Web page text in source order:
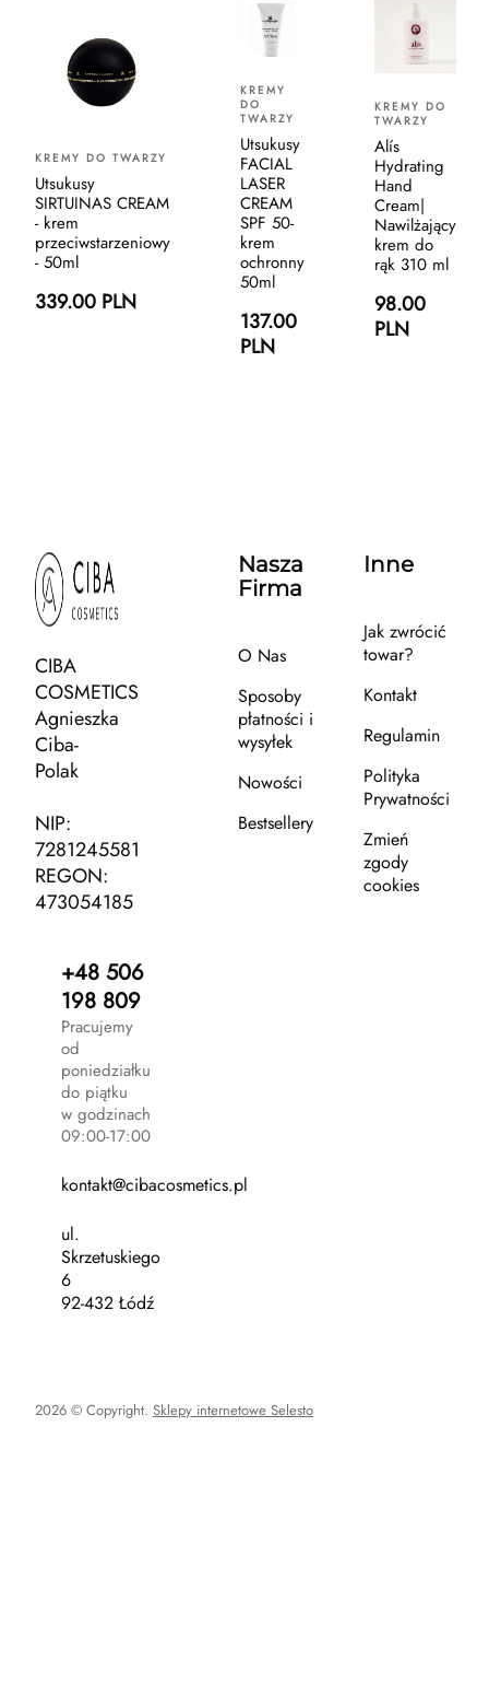
KREMY DO TWARZY
Utsukusy
SIRTUINAS CREAM
- krem
przeciwstarzeniowy
- 50ml
339.00 PLN
KREMY
DO
TWARZY
Utsukusy
FACIAL
LASER
CREAM
SPF 50-
krem
ochronny
50ml
137.00
PLN
KREMY DO
TWARZY
Alís
Hydrating
Hand
Cream|
Nawilżający
krem do
rąk 310 ml
98.00
PLN
CIBA
COSMETICS
Agnieszka
Ciba-
Polak
NIP:
7281245581
REGON:
473054185
+48 506
198 809
Pracujemy
od
poniedziałku
do piątku
w godzinach
09:00-17:00
kontakt@cibacosmetics.pl
ul.
Skrzetuskiego
6
92-432 Łódź
Nasza
Firma
O Nas
Sposoby
płatności i
wysyłek
Nowości
Bestsellery
Inne
Jak zwrócić
towar?
Kontakt
Regulamin
Polityka
Prywatności
Zmień
zgody
cookies
2026 © Copyright. Sklepy internetowe Selesto